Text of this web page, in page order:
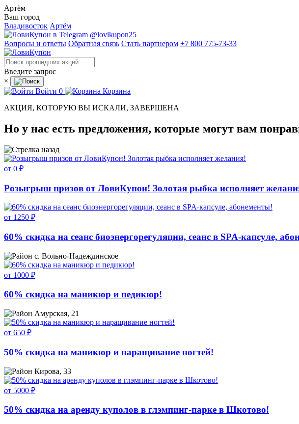
Артём
Ваш город
Владивосток Артём
@lovikupon25
Вопросы и ответы Обратная связь Стать партнером +7 800 775-73-33
Введите запрос
×
Войти 0
Корзина
АКЦИЯ, КОТОРУЮ ВЫ ИСКАЛИ, ЗАВЕРШЕНА
Но у нас есть предложения, которые могут вам
от 0 ₽
Розыгрыш призов от ЛовиКупон! Золотая рыбка исполняет
от 1250 ₽
60% скидка на сеанс биоэнергорегуляции, сеанс в SPA-капсуле,
с. Вольно-Надеждинское
от 1000 ₽
60% скидка на маникюр и педикюр!
Амурская, 21
от 650 ₽
50% скидка на маникюр и наращивание ногтей!
Кирова, 33
от 5000 ₽
50% скидка на аренду куполов в глэмпинг-парке в Шкотово!